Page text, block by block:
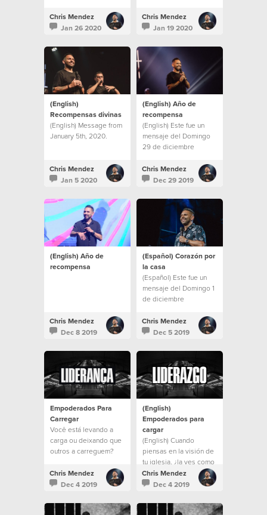
Chris Mendez
Jan 26 2020
Chris Mendez
Jan 19 2020
(English)
Recompensas divinas
(English) Message from
January 5th, 2020.
Chris Mendez
Jan 5 2020
(English) Año de
recompensa
(English) Este fue un
mensaje del Domingo
29 de diciembre
Chris Mendez
Dec 29 2019
(English) Año de
recompensa
Chris Mendez
Dec 8 2019
(Español) Corazón por
la casa
(Español) Este fue un
mensaje del Domingo 1
de diciembre
Chris Mendez
Dec 5 2019
Empoderados Para
Carregar
Você está levando a
carga ou deixando que
outros a carreguem?
Chris Mendez
Dec 4 2019
(English)
Empoderados para
cargar
(English) Cuando
piensas en la visión de
tu iglesia, ¿la ves como
la visión de los
pastores o también
adoptamos la visión
Chris Mendez
Dec 4 2019